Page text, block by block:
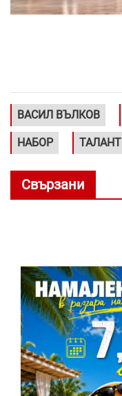
ВАСИЛ ВЪЛКОВ
НАБОР ТАЛАНТ
Свързани